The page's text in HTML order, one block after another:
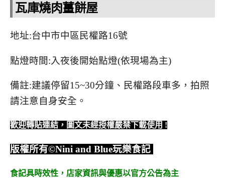
瓦庫燒肉薑餅屋
地址:台中市中區民權路16號
點燈時間:入夜後開始點燈(依現場為主)
備註:建議停留15~30分鐘、民權路段車多，拍照
請注意自身安全。
歡迎轉貼連結，圖文未經授權嚴禁下載使用 !
版權所有©Nini and Blue玩樂食記
食記具時效性， 店家資訊與優惠以官方公告為主